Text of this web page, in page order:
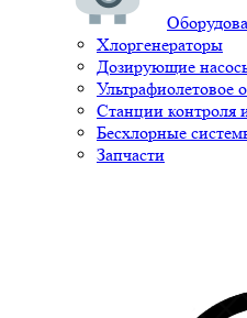
Хлоргенераторы
Дозирующие
Ультрафиолетовое
Станции контроля
Бесхлорные
Запчасти